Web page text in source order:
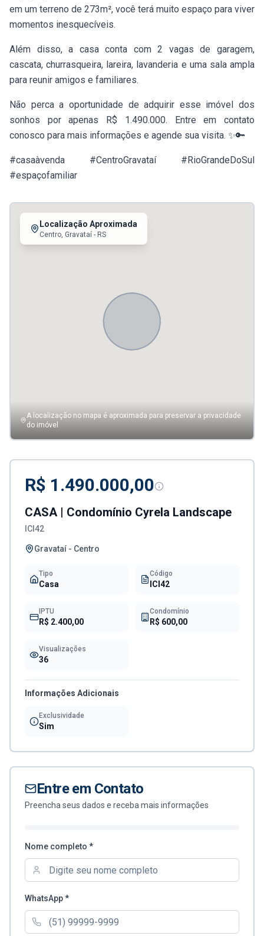
em um terreno de 273m², você terá muito espaço para viver
momentos inesquecíveis.
Além disso, a casa conta com 2 vagas de garagem,
cascata, churrasqueira, lareira, lavanderia e uma sala ampla
para reunir amigos e familiares.
Não perca a oportunidade de adquirir esse imóvel dos
sonhos por apenas R$ 1.490.000. Entre em contato
conosco para mais informações e agende sua visita. ✨🔑
#casaàvenda #CentroGravataí #RioGrandeDoSul
#espaçofamiliar
Localização Aproximada
Centro, Gravataí - RS
A localização no mapa é aproximada para preservar a privacidade
do imóvel
R$ 1.490.000,00
CASA | Condomínio Cyrela Landscape
ICI42
Gravataí - Centro
Tipo
Casa
Código
ICI42
IPTU
R$ 2.400,00
Condomínio
R$ 600,00
Visualizações
36
Informações Adicionais
Exclusividade
Sim
Entre em Contato
Preencha seus dados e receba mais informações
Nome completo *
WhatsApp *